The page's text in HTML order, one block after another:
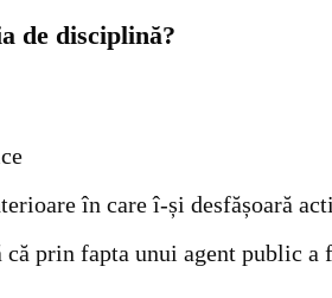
de disciplină?
în care î-și desfășoară
că prin fapta unui agent public